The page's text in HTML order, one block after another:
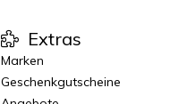
Extras
Marken
Geschenkgutscheine